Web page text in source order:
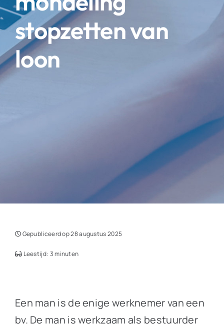
stopzetten van
loon
Gepubliceerd op 28 augustus 2025
Leestijd: 3 minuten
Een man is de enige werknemer van een
bv. De man is werkzaam als bestuurder